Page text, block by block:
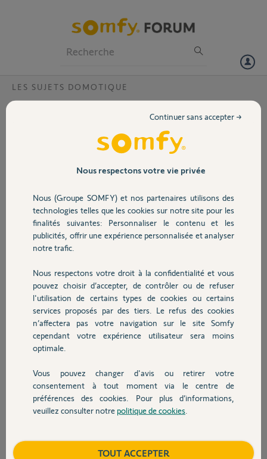
Volet
Sécurité
Domotique
Chauffage
Autres produits
Devis avec un pro
Contact
LES SUJETS DOMOTIQUE
Association Legrand Celiane with Netatmo
Bonjour,
Je possède une Tahoma depuis
quelques années et je viens de
Legrand Celiane with Netatmo
(https://www.legrand.fr/catalogu
e/interrupteur/pack-de-dem...
Hue/Google Home... Je n'arrive
pas à le faire avec Legrand.
En effet, j'ai bien suivi toutes les étapes depuis l'interface de
configuration de ma Tahoma.
Une page s'est bien ouverte sur Eliot et je m'y suis connecté sans pb.
Puis l'autorisation d'accès pour Legrand (en anglais sur le pc) se passe
smartphone).
Dans l'appli Legrand, je vois bien l'association avec Somfy Tahoma.
Bref, j'ai supprimé l'association plusieurs fois pour recommencer et ça
J'ai un message d'erreur sur ma Tahoma aussitôt que je fais une
recherche d'équipements Legrand.
Nous respectons votre vie privée
Nous (Groupe SOMFY) et nos partenaires utilisons des
technologies telles que les cookies sur notre site pour les
finalités suivantes: Personnaliser le contenu et les
publicités, offrir une expérience personnalisée et analyser
notre trafic.
Nous respectons votre droit à la confidentialité et vous
pouvez choisir d’accepter, de contrôler ou de refuser
l'utilisation de certains types de cookies ou certains
services proposés par des tiers. Le refus des cookies
n’affectera pas votre navigation sur le site Somfy
cependant votre expérience utilisateur sera moins
optimale.
Vous pouvez changer d'avis ou retirer votre
consentement à tout moment via le centre de
préférences des cookies. Pour plus d’informations,
veuillez consulter notre politique de cookies
Continuer sans accepter →
TOUT ACCEPTER